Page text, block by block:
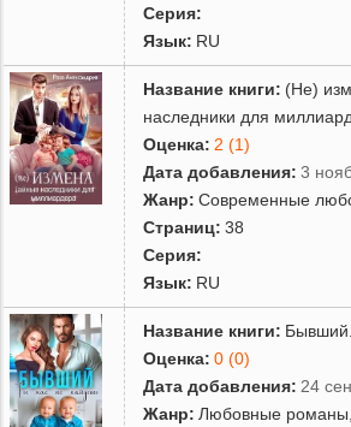
Серия:
Язык: RU
Название книги: (Не)
наследники для
Оценка: 2 (1)
Дата добавления: 3
Жанр: Современные
Страниц: 38
Серия:
Язык: RU
Название книги:
Оценка: 0 (0)
Дата добавления: 24
Жанр: Любовные романы